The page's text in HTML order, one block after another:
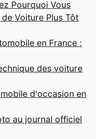
Pourquoi Vous
Voiture Plus Tôt
en France :
des voiture
d'occasion en
au journal officiel